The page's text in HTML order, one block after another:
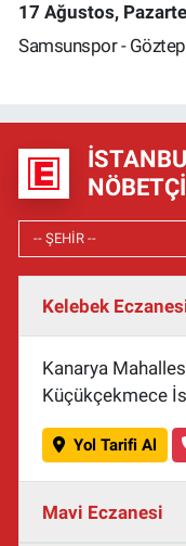
17 Ağustos,
Samsunspor -
Kelebek
Kanarya
Küçükçekmece
Yol Tarifi Al
Mavi Eczanesi